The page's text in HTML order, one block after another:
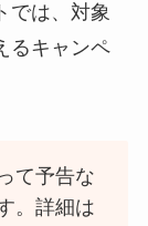
では、対象
るキャンペ
て予告な
。詳細は